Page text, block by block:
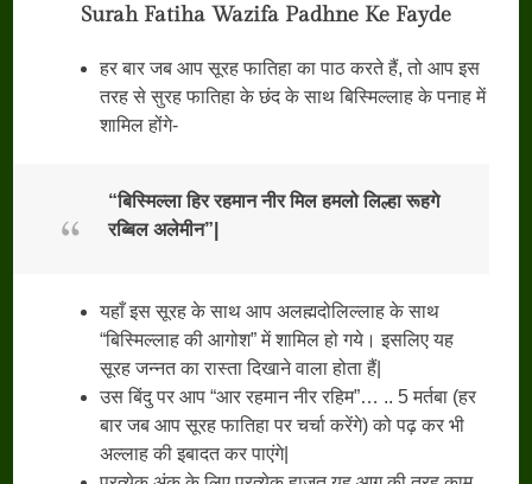
Surah Fatiha Wazifa Padhne Ke Fayde
हर बार जब आप सूरह फातिहा का पाठ करते हैं, तो आप इस
तरह से सुरह फातिहा के छंद के साथ बिस्मिल्लाह के पनाह में
शामिल होंगे-
“बिस्मिल्ला हिर रहमान नीर मिल हमलो लिल्हा रूहगे
रब्बिल अलेमीन”
यहाँ इस सूरह के साथ आप अलह्मदोलिल्लाह के साथ
“बिस्मिल्लाह की आगोश” में शामिल हो गये। इसलिए यह
सूरह जन्नत का रास्ता दिखाने वाला होता हैं|
उस बिंदु पर आप “आर रहमान नीर रहिम”… .. 5 मर्तबा (हर
बार जब आप सूरह फातिहा पर चर्चा करेंगे) को पढ़ कर भी
अल्लाह की इबादत कर पाएंगे|